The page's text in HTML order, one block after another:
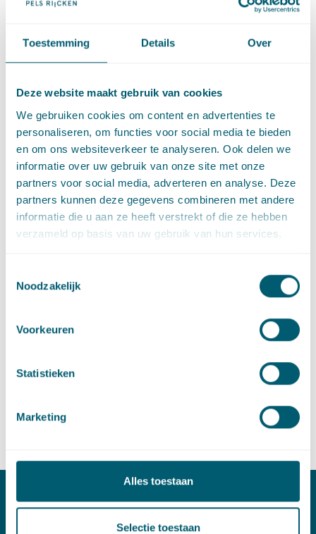
Toestemming Details Over
Deze website maakt gebruik van cookies
We gebruiken cookies om content en advertenties te
personaliseren, om functies voor social media te bieden
en om ons websiteverkeer te analyseren. Ook delen we
informatie over uw gebruik van onze site met onze
partners voor social media, adverteren en analyse. Deze
partners kunnen deze gegevens combineren met andere
informatie die u aan ze heeft verstrekt of die ze hebben
verzameld op basis van uw gebruik van hun services.
Noodzakelijk
Voorkeuren
Statistieken
Marketing
Alles toestaan
Selectie toestaan
ella.pijnackerhordijk@pelsrijcken.nl
Stuur een e-mail naar
LinkedInGa naar het LinkedIn profiel van Ella Pijnacker Hordijk
Expertises
Omgevingsrecht
Sector
Centrale overheid
Provincies en gemeenten
Contact